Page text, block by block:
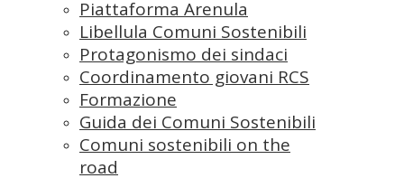
Piattaforma Arenula
Libellula Comuni Sostenibili
Protagonismo dei sindaci
Coordinamento giovani RCS
Formazione
Guida dei Comuni Sostenibili
Comuni sostenibili on the
road